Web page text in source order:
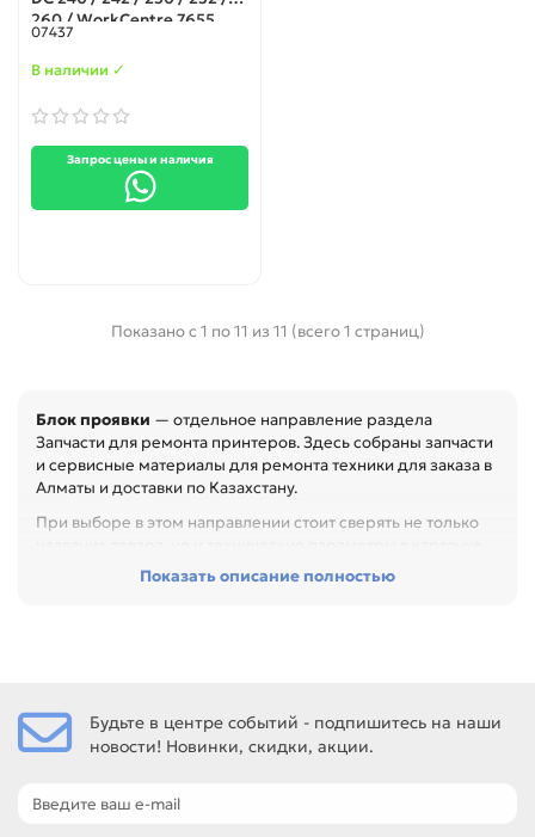
260 / WorkCentre 7655
(604K86550)
07437
В наличии ✓
Запрос цены и наличия
Показано с 1 по 11 из 11 (всего 1 страниц)
Блок проявки — отдельное направление раздела
Запчасти для ремонта принтеров. Здесь собраны запчасти
и сервисные материалы для ремонта техники для заказа в
Алматы и доставки по Казахстану.
При выборе в этом направлении стоит сверять не только
Перед покупкой проверьте артикул, размер, материал,
проявки для XEROX DC 240 / 242 / 250 / 252 / 260 /
WorkCentre 7655 (604K86550), Блок проявки для XEROX
C2636 / C3545 / Phaser 7760 / 7750 (802K60194), Блок
Показать описание полностью
Будьте в центре событий - подпишитесь на наши
новости! Новинки, скидки, акции.